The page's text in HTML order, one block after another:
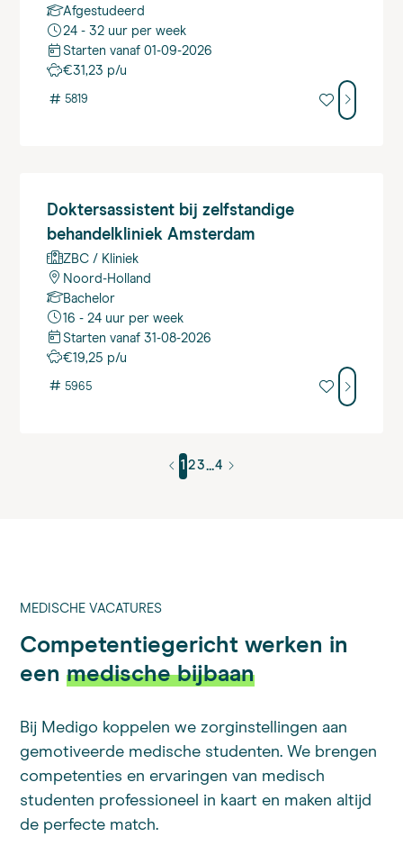
Afgestudeerd
24 - 32 uur per week
Starten vanaf 01-09-2026
€31,23 p/u
# 5819
Doktersassistentbij zelfstandige
behandelkliniek Amsterdam
ZBC / Kliniek
Noord-Holland
Bachelor
16 - 24 uur per week
Starten vanaf 31-08-2026
€19,25 p/u
# 5965
1 23...4
MEDISCHE VACATURES
Competentiegericht werken in
eenmedische bijbaan
Bij Medigo koppelen we zorginstellingen aan
gemotiveerde medische studenten. We brengen
competenties en ervaringen van medisch
studenten professioneel in kaart en maken altijd
de perfecte match.